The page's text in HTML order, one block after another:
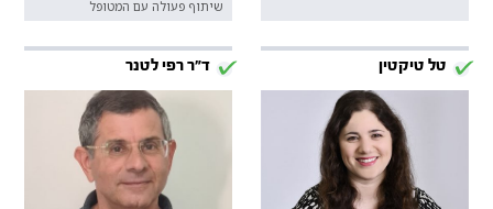
שיתוף פעולה עם המטופל
טל טיקטין ד"ר רפי לטנר